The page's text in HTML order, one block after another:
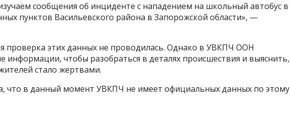
сообщения об инциденте с нападением на школьный автобус в
пунктов Васильевского района в Запорожской области», —
проверка этих данных не проводилась. Однако в УВКПЧ ООН
информации, чтобы разобраться в деталях происшествия и выяснить,
стало жертвами.
что в данный момент УВКПЧ не имеет официальных данных по этому